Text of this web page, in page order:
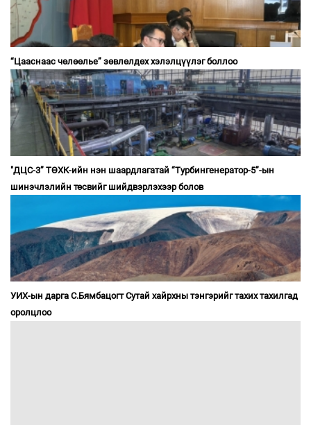
“Цааснаас чөлөөлье” зөвлөлдөх хэлэлцүүлэг боллоо
"ДЦС-3” ТӨХК-ийн нэн шаардлагатай “Турбингенератор-5”-ын
шинэчлэлийн төсвийг шийдвэрлэхээр болов
УИХ-ын дарга С.Бямбацогт Сутай хайрхны тэнгэрийг тахих тахилгад
оролцлоо